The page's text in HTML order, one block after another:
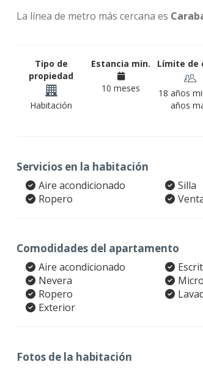
La línea de metro más cercana es
Tipo de
propiedad
Habitación
Estancia min.
10 meses
Límite de
18 años
años
Servicios en la habitación
Aire acondicionado Silla
Ropero
Comodidades del apartamento
Aire acondicionado
Nevera
Ropero
Exterior
Fotos de la habitación